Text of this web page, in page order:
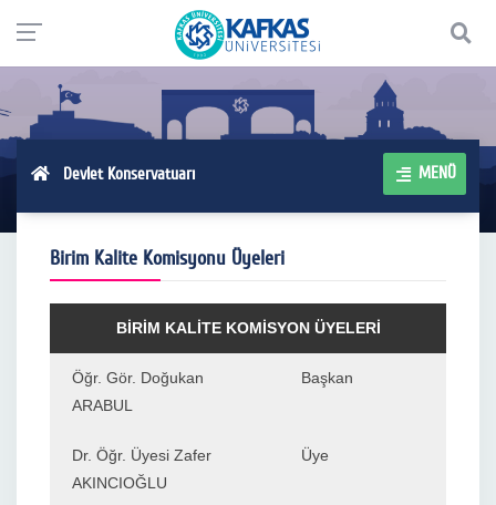
Devlet Konservatuarı MENÜ
Birim Kalite Komisyonu Üyeleri
BİRİM KALİTE KOMİSYON ÜYELERİ
Öğr. Gör. Doğukan
ARABUL
Başkan
Dr. Öğr. Üyesi Zafer
AKINCIOĞLU
Üye